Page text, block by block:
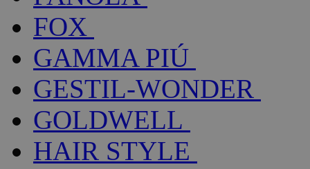
FOX
GAMMA PIÚ
GESTIL-WONDER
GOLDWELL
HAIR STYLE